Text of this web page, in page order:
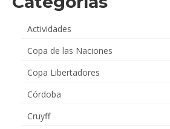
Actividades
Copa de las Naciones
Copa Libertadores
Córdoba
Cruyff